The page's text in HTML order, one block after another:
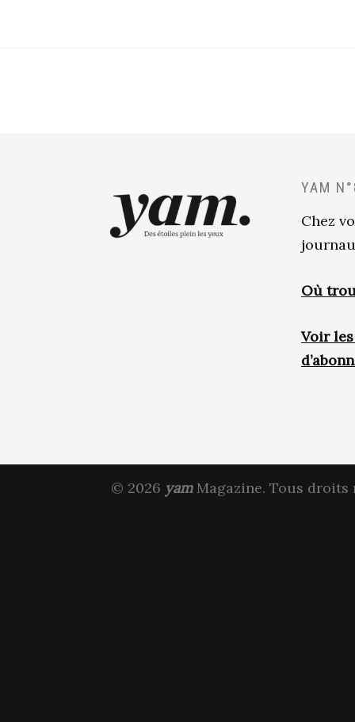
YAM
Chez
Où
Voir
© 2026 yamMagazine. Tous droits